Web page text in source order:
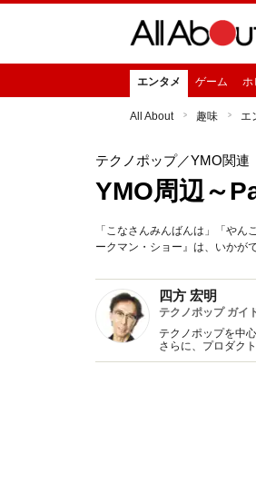
エンタメ ゲーム ホ
All About 趣味 エ
テクノポップ／YMO関連
YMO周辺～
「こなさんみんばんは」「や
ークマン・ショー』は、いかが
四方 宏明
テクノポップ ガイ
テクノポップを中
さらに、プロダク
Twitter（